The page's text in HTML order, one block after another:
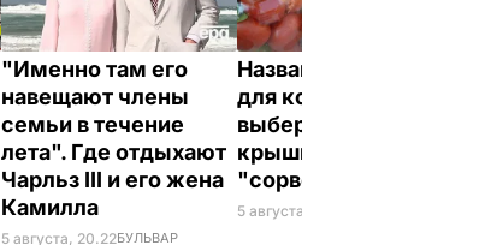
"Именно там его
навещают члены
семьи в течение
лета". Где отдыхают
Чарльз III и его жена
Камилла
5 августа, 20.22БУЛЬВАР
Названа лучшая соль
для консервации,
выберите ее – и
крышки на банках не
"сорвет"
5 августа, 19.34